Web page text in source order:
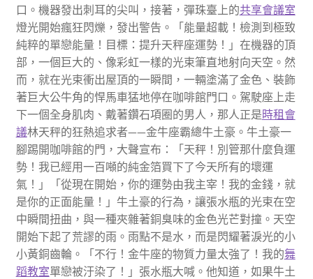
口。機器發出刺耳的尖叫，接著，彈珠臺上的共享會議室
燈光開始瘋狂閃爍，發出警告。「能量超載！檢測到極致
純粹的單戀能量！目標：提升天秤座運勢！」在機器的頂
部，一個巨大的、像彩虹一樣的光束筆直地射向天空。然
而，就在光束衝出屋頂的一瞬間，一輛塗滿了金色、裝飾
著巨大公牛角的悍馬車猛地停在咖啡館門口。駕駛座上走
下一個全身肌肉、戴著鑽石項圈的男人，那人正是時租會
議林天秤的狂熱追求者——金牛座霸總牛土豪。牛土豪一
腳踢開咖啡館的門，大聲宣布：「天秤！別管那什麼負運
勢！我已經用一百噸的純金箔買下了今天所有的壞運
氣！」「從現在開始，你的運勢由我主宰！我的金錢，就
是你的正面能量！」牛土豪的行為，讓張水瓶的光束在空
中瞬間扭曲，與一種夾雜著銅臭味的金色光芒對撞。天空
開始下起了荒謬的雨。雨點不是水，而是閃耀著淚光的小
小黃銅齒輪。「不行！金牛座的物質力量太強了！我的舞
蹈教室單戀被汙染了！」張水瓶大喊。他知道，如果牛土